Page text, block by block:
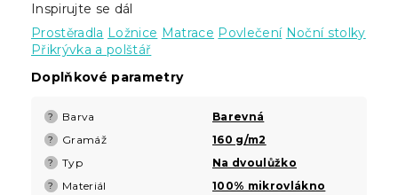
Inspirujte se dál
Prostěradla Ložnice Matrace Povlečení Noční stolky
Přikrývka a polštář
Doplňkové parametry
? Barva Barevná
? Gramáž 160 g/m2
? Typ Na dvoulůžko
? Materiál 100% mikrovlákno